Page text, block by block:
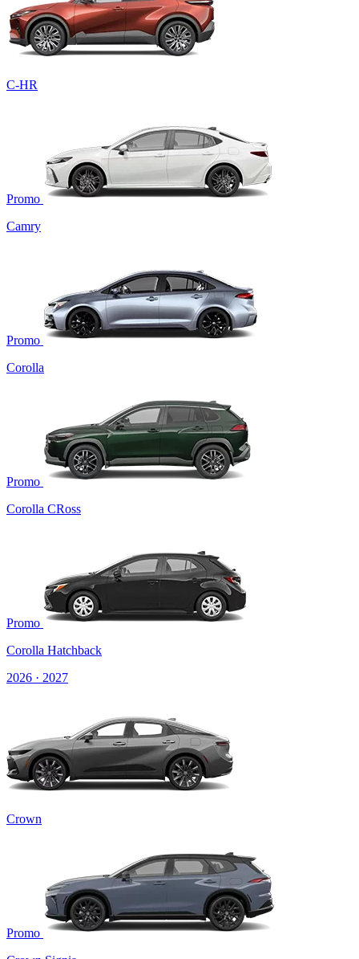
C-HR
Promo
Camry
Promo
Corolla
Promo
Corolla CRoss
Promo
Corolla Hatchback
2026 · 2027
Crown
Promo